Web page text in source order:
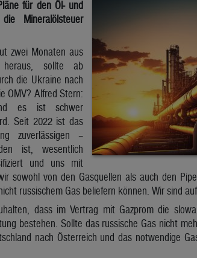
für den Öl- und
Mineralölsteuer
zwei Monaten aus
heraus, sollte ab
die Ukraine nach
OMV? Alfred Stern:
es ist schwer
Seit 2022 ist das
zuverlässigen –
ist, wesentlich
und uns mit
sowohl von den Gasquellen als auch den
russischem Gas beliefern können. Wir sind
dass im Vertrag mit Gazprom die
bestehen. Sollte das russische Gas nicht
nach Österreich und das notwendige